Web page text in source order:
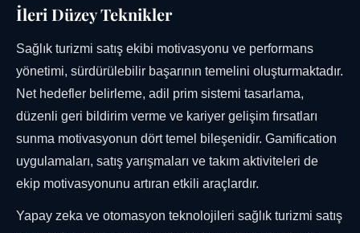
İleri Düzey Teknikler
Sağlık turizmi satış ekibi motivasyonu ve performans
yönetimi, sürdürülebilir başarının temelini oluşturmaktadır.
Net hedefler belirleme, adil prim sistemi tasarlama,
düzenli geri bildirim verme ve kariyer gelişim fırsatları
sunma motivasyonun dört temel bileşenidir. Gamification
uygulamaları, satış yarışmaları ve takım aktiviteleri de
ekip motivasyonunu artıran etkili araçlardır.
Yapay zeka ve otomasyon teknolojileri sağlık turizmi satış